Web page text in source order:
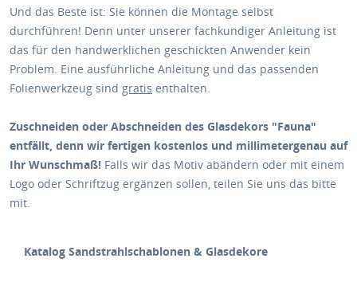
Und das Beste ist: Sie können die Montage selbst
durchführen! Denn unter unserer fachkundiger Anleitung ist
das für den handwerklichen geschickten Anwender kein
Problem. Eine ausführliche Anleitung und das passenden
Folienwerkzeug sind gratis enthalten.
Zuschneiden oder Abschneiden des Glasdekors "Fauna"
entfällt, denn wir fertigen kostenlos und millimetergenau auf
Ihr Wunschmaß! Falls wir das Motiv abändern oder mit einem
Logo oder Schriftzug ergänzen sollen, teilen Sie uns das bitte
mit.
Katalog Sandstrahlschablonen & Glasdekore